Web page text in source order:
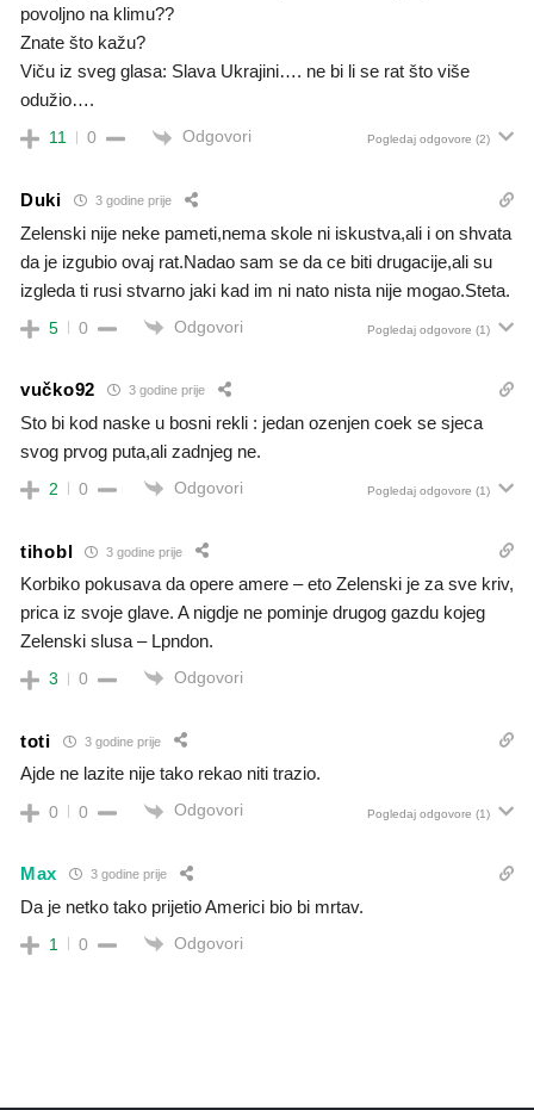
povoljno na klimu??
Znate što kažu?
Viču iz sveg glasa: Slava Ukrajini…. ne bi li se rat što više
odužio….
11 0 Odgovori Pogledaj odgovore (2)
Duki 3 godine prije
Zelenski nije neke pameti,nema skole ni iskustva,ali i on shvata
da je izgubio ovaj rat.Nadao sam se da ce biti drugacije,ali su
izgleda ti rusi stvarno jaki kad im ni nato nista nije mogao.Steta.
5 0 Odgovori Pogledaj odgovore (1)
vučko92 3 godine prije
Sto bi kod naske u bosni rekli : jedan ozenjen coek se sjeca
svog prvog puta,ali zadnjeg ne.
2 0 Odgovori Pogledaj odgovore (1)
tihobl 3 godine prije
Korbiko pokusava da opere amere – eto Zelenski je za sve kriv,
prica iz svoje glave. A nigdje ne pominje drugog gazdu kojeg
Zelenski slusa – Lpndon.
3 0 Odgovori
toti 3 godine prije
Ajde ne lazite nije tako rekao niti trazio.
0 0 Odgovori Pogledaj odgovore (1)
Max 3 godine prije
Da je netko tako prijetio Americi bio bi mrtav.
1 0 Odgovori